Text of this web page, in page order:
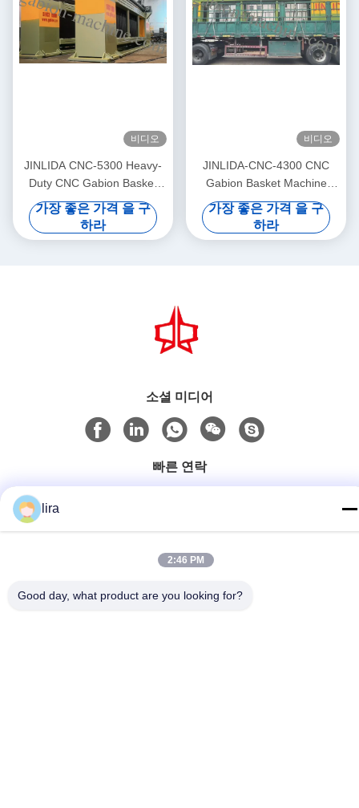
비디오
JINLIDA CNC-5300 Heavy-
Duty CNC Gabion Basket
Welding Machine 5300mm
Width Double Twist Mesh
Production Equipment
가장 좋은 가격 을 구
하라
비디오
JINLIDA-CNC-4300 CNC
Gabion Basket Machine
4300mm Working Width
Servo-Driven Double Twist
Mesh Equipment
가장 좋은 가격 을 구
하라
소셜 미디어
빠른 연락
주소
lira
2:46 PM
Good day, what product are you looking for?